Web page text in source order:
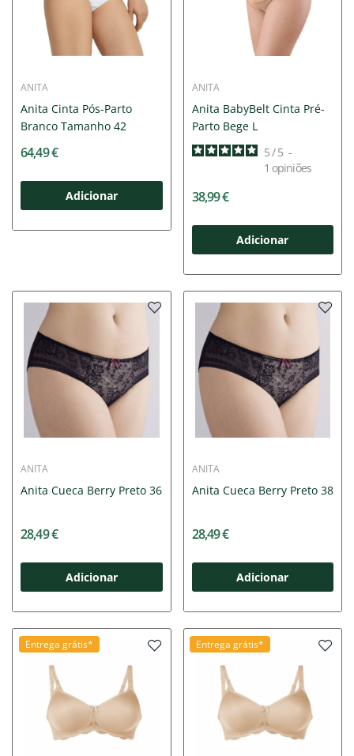
ANITA
Anita Cinta Pós-Parto
Branco Tamanho 42
64,49 €
Adicionar
ANITA
Anita BabyBelt Cinta Pré-
Parto Bege L
5/ 5 -
1 opiniões
38,99 €
Adicionar
ANITA
Anita Cueca Berry Preto 36
28,49 €
Adicionar
ANITA
Anita Cueca Berry Preto 38
28,49 €
Adicionar
Entrega grátis* Entrega grátis*